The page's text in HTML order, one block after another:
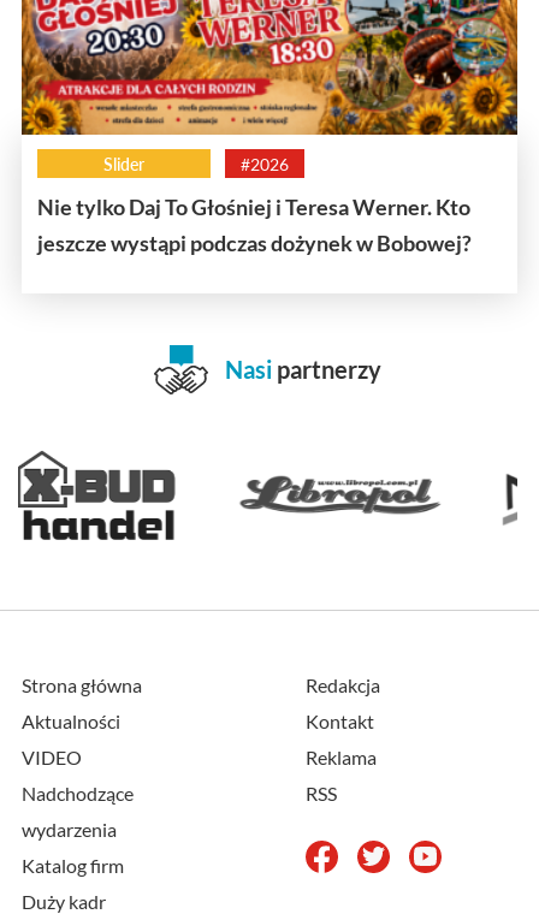
Slider #2026
Nie tylko Daj To Głośniej i Teresa Werner. Kto
jeszcze wystąpi podczas dożynek w Bobowej?
Nasi partnerzy
Strona główna
Aktualności
VIDEO
Nadchodzące
wydarzenia
Katalog firm
Duży kadr
Redakcja
Kontakt
Reklama
RSS